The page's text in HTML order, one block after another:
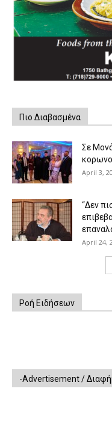
Πιο Διαβασμένα
Σε
April 3,
“Δεν
April 24,
Ροή Ειδήσεων
-Advertisement /